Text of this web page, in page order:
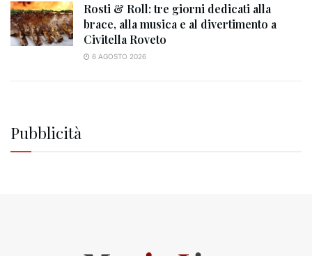
Rosti & Roll: tre giorni dedicati alla
brace, alla musica e al divertimento a
Civitella Roveto
6 AGOSTO 2026
Pubblicità